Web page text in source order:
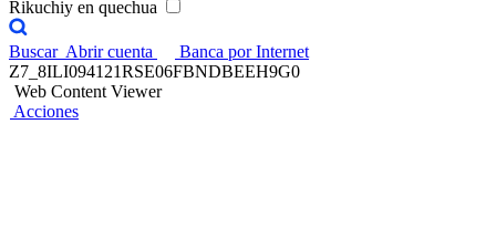
Rikuchiy en quechua
Buscar Abrir cuenta
Banca por Internet
Z7_8ILI094121RSE06FBNDBEEH9G0
Web Content Viewer
Acciones